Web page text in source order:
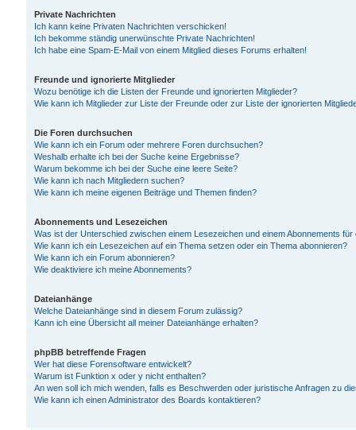
Private Nachrichten
Ich kann keine Privaten Nachrichten verschicken!
Ich bekomme ständig unerwünschte Private Nachrichten!
Ich habe eine Spam-E-Mail von einem Mitglied dieses Forums erhalten!
Freunde und ignorierte Mitglieder
Wozu benötige ich die Listen der Freunde und ignorierten Mitglieder?
Wie kann ich Mitglieder zur Liste der Freunde oder zur Liste der ignorierten
Die Foren durchsuchen
Wie kann ich ein Forum oder mehrere Foren durchsuchen?
Weshalb erhalte ich bei der Suche keine Ergebnisse?
Warum bekomme ich bei der Suche eine leere Seite?
Wie kann ich nach Mitgliedern suchen?
Wie kann ich meine eigenen Beiträge und Themen finden?
Abonnements und Lesezeichen
Was ist der Unterschied zwischen einem Lesezeichen und einem Abonnements
Wie kann ich ein Lesezeichen auf ein Thema setzen oder ein Thema abonnieren?
Wie kann ich ein Forum abonnieren?
Wie deaktiviere ich meine Abonnements?
Dateianhänge
Welche Dateianhänge sind in diesem Forum zulässig?
Kann ich eine Übersicht all meiner Dateianhänge erhalten?
phpBB betreffende Fragen
Wer hat diese Forensoftware entwickelt?
Warum ist Funktion x oder y nicht enthalten?
An wen soll ich mich wenden, falls es Beschwerden oder juristische Anfragen zu
Wie kann ich einen Administrator des Boards kontaktieren?